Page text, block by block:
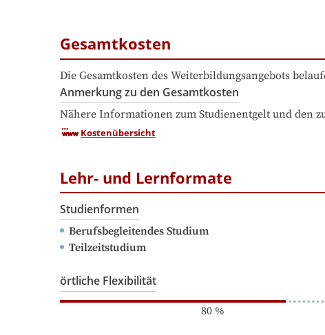
Gesamtkosten
Die Gesamtkosten des Weiterbildungsangebots
Anmerkung zu den Gesamtkosten
Nähere Informationen zum Studienentgelt und den
Kostenübersicht
Lehr- und Lernformate
Studienformen
Berufsbegleitendes Studium
Teilzeitstudium
örtliche Flexibilität
80%